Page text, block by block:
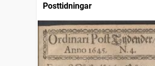
Posttidningar